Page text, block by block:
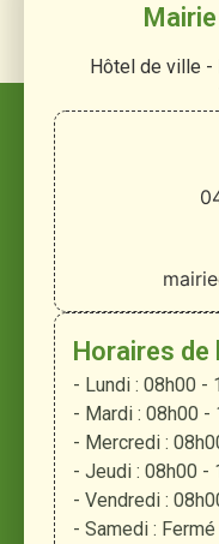
Hôtel de ville -
Horaires de
- Lundi : 08h00 -
- Mardi : 08h00 -
- Mercredi :
- Jeudi : 08h00 -
- Vendredi :
- Samedi : Fermé